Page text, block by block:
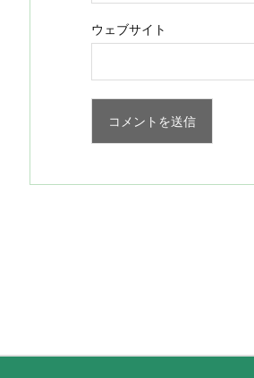
ウェブサイト